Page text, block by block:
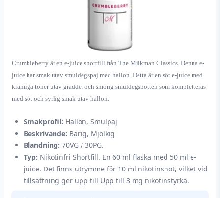
Crumbleberry är en e-juice shortfill från The Milkman Classics. Denna e-
juice har smak utav smuldegspaj med hallon. Detta är en söt e-juice med
krämiga toner utav grädde, och smörig smuldegsbotten som kompletteras
med söt och syrlig smak utav hallon.
Smakprofil: Hallon, Smulpaj
Beskrivande: Bärig, Mjölkig
Blandning: 70VG / 30PG.
Typ: Nikotinfri Shortfill. En 60 ml flaska med 50 ml e-
juice. Det finns utrymme för 10 ml nikotinshot, vilket vid
tillsättning ger upp till Upp till 3 mg nikotinstyrka.